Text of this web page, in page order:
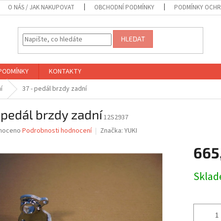
O NÁS / JAK NAKUPOVAT OBCHODNÍ PODMÍNKY PODMÍNKY
HLEDAT
KONTAKTY
37 - pedál brzdy zadní
brzdy zadní12S2937
Podrobnosti hodnocení Značka: YUKI
cena: